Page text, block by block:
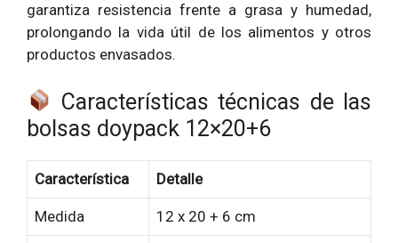
garantiza resistencia frente a grasa y humedad,
prolongando la vida útil de los alimentos y otros
productos envasados.
Características técnicas de las
bolsas doypack 12×20+6
Característica Detalle
Medida 12 x 20 + 6 cm